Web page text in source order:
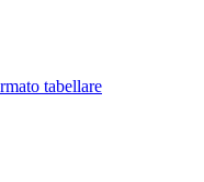
tabellare